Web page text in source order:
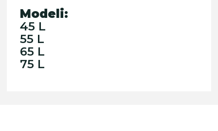
Modeli:
45 L
55 L
65 L
75 L